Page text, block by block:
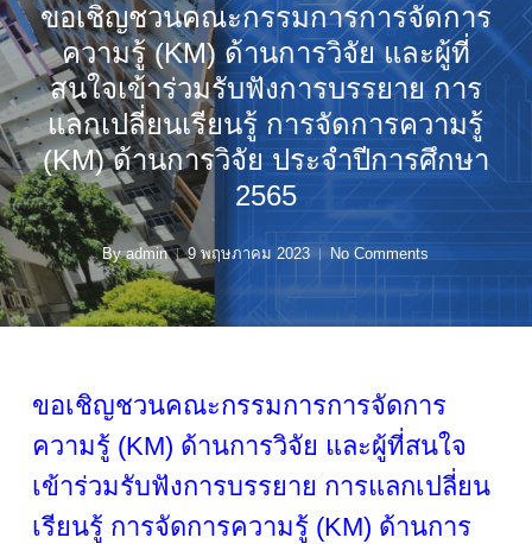
ขอเชิญชวนคณะกรรมการการจัดการ
ความรู้ (KM) ด้านการวิจัย และผู้ที่
สนใจเข้าร่วมรับฟังการบรรยาย การ
แลกเปลี่ยนเรียนรู้ การจัดการความรู้
(KM) ด้านการวิจัย ประจำปีการศึกษา
2565
By admin 9 พฤษภาคม 2023 No Comments
ขอเชิญชวนคณะกรรมการการจัดการ
ความรู้ (KM) ด้านการวิจัย และผู้ที่สนใจ
เข้าร่วมรับฟังการบรรยาย การแลกเปลี่ยน
เรียนรู้ การจัดการความรู้ (KM) ด้านการ